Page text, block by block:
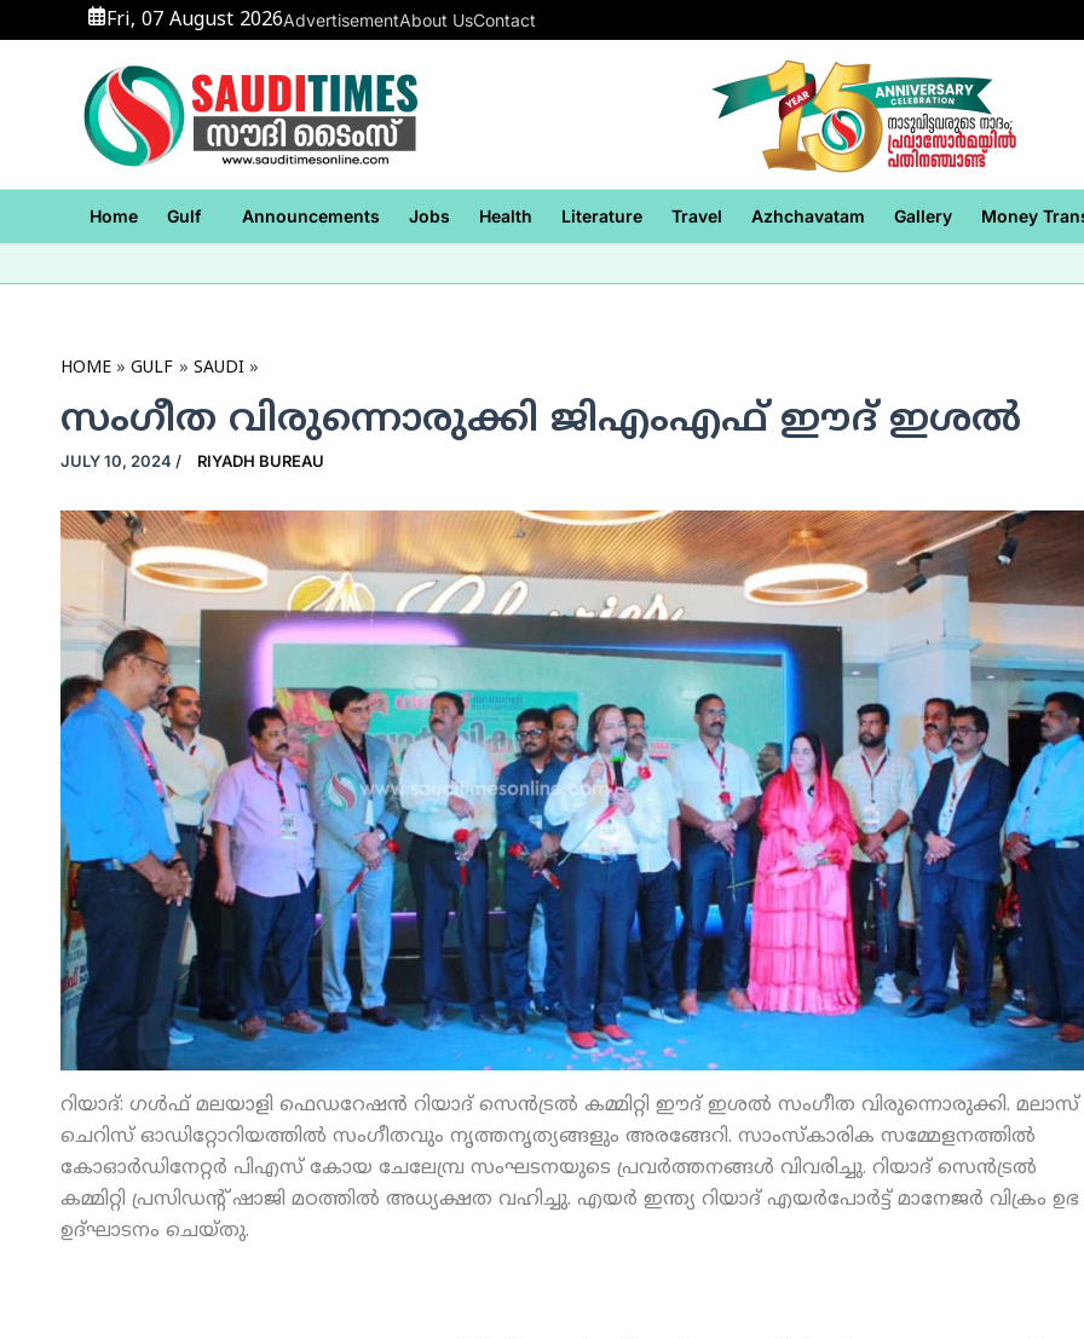
to
Fri, 07 August 2026AdvertisementAbout UsContact
Home Gulf Announcements Jobs Health Literature Travel Azhchavatam Gallery Money
HOME GULF SAUDI
സംഗീത വിരുന്നൊരുക്കി ജിഎംഎഫ് ഈദ് ഇശല്‍
JULY 10, 2024 / RIYADH BUREAU
റിയാദ്: ഗള്‍ഫ് മലയാളി ഫെഡറേഷന്‍ റിയാദ് സെന്‍ട്രല്‍ കമ്മിറ്റി ഈദ് ഇശല്‍ സംഗീത വിരുന്നൊരുക്കി. മലാസ്
ചെറിസ് ഓഡിറ്റോറിയത്തില്‍ സംഗീതവും നൃത്തനൃത്യങ്ങളും അരങ്ങേറി. സാംസ്‌കാരിക സമ്മേളനത്തില്‍
കോഓര്‍ഡിനേറ്റര്‍ പിഎസ് കോയ ചേലേമ്പ്ര സംഘടനയുടെ പ്രവര്‍ത്തനങ്ങള്‍ വിവരിച്ചു. റിയാദ് സെന്‍ട്രല്‍
കമ്മിറ്റി പ്രസിഡന്റ് ഷാജി മഠത്തില്‍ അധ്യക്ഷത വഹിച്ചു. എയര്‍ ഇന്ത്യ റിയാദ് എയര്‍പോര്‍ട്ട് മാനേജര്‍ വിക്രം ഉഭ
ഉദ്ഘാടനം ചെയ്തു.